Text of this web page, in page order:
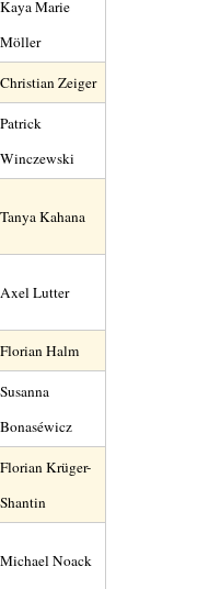
Kaya Marie
Möller
Christian Zeiger
Patrick
Winczewski
Tanya Kahana
Axel Lutter
Florian Halm
Susanna
Bonaséwicz
Florian Krüger-
Shantin
Michael Noack